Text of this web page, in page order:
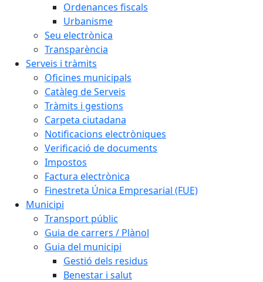
Ordenances fiscals
Urbanisme
Seu electrònica
Transparència
Serveis i tràmits
Oficines municipals
Catàleg de Serveis
Tràmits i gestions
Carpeta ciutadana
Notificacions electròniques
Verificació de documents
Impostos
Factura electrònica
Finestreta Única Empresarial (FUE)
Municipi
Transport públic
Guia de carrers / Plànol
Guia del municipi
Gestió dels residus
Benestar i salut